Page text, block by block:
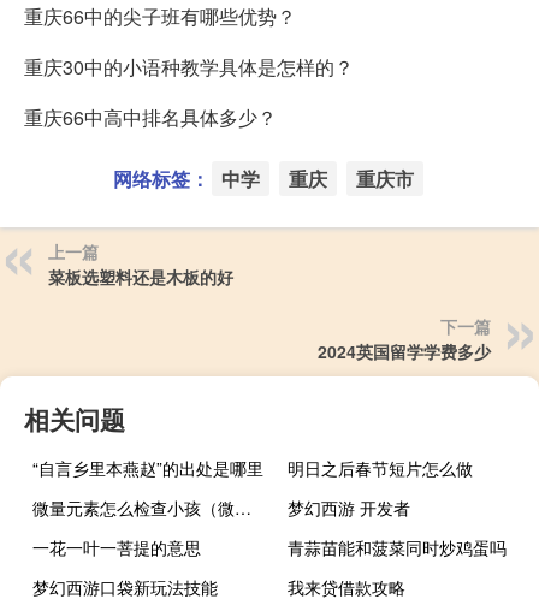
重庆66中的尖子班有哪些优势？
重庆30中的小语种教学具体是怎样的？
重庆66中高中排名具体多少？
网络标签： 中学 重庆 重庆市
上一篇
菜板选塑料还是木板的好
下一篇
2024英国留学学费多少
相关问题
“自言乡里本燕赵”的出处是哪里
明日之后春节短片怎么做
微量元素怎么检查小孩（微量元素怎么检查）
梦幻西游 开发者
一花一叶一菩提的意思
青蒜苗能和菠菜同时炒鸡蛋吗
梦幻西游口袋新玩法技能
我来贷借款攻略